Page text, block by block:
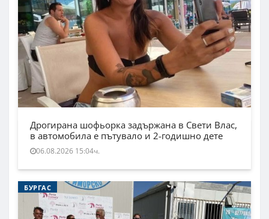
Дрогирана шофьорка задържана в Свети Влас,
в автомобила е пътувало и 2-годишно дете
06.08.2026 15:04ч.
БУРГАС